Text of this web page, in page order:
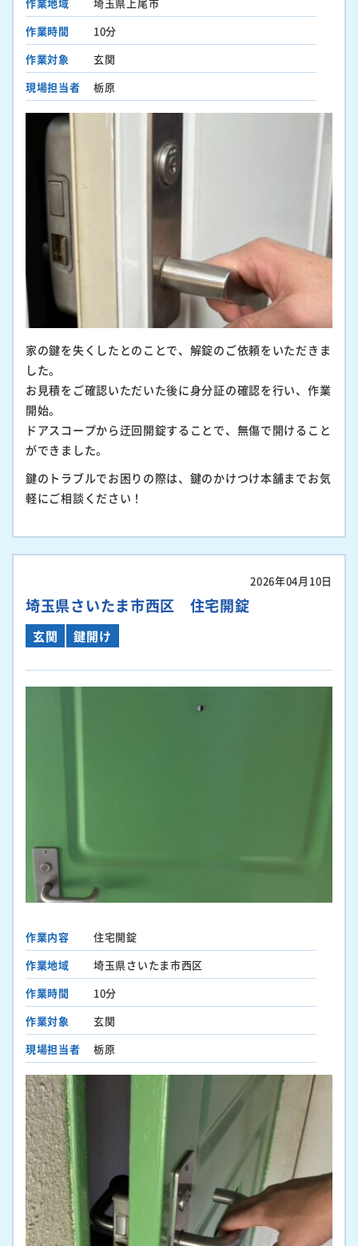
作業時間
10分
作業対象
玄関
現場担当者
栃原
家の鍵を失くしたとのことで、解錠のご依頼をいただきま
した。
お見積をご確認いただいた後に身分証の確認を行い、作業
開始。
ドアスコープから迂回開錠することで、無傷で開けること
ができました。
鍵のトラブルでお困りの際は、鍵のかけつけ本舗までお気
軽にご相談ください！
2026年04月10日
埼玉県さいたま市西区 住宅開錠
玄関 鍵開け
作業内容
住宅開錠
作業地域
埼玉県さいたま市西区
作業時間
10分
作業対象
玄関
現場担当者
栃原